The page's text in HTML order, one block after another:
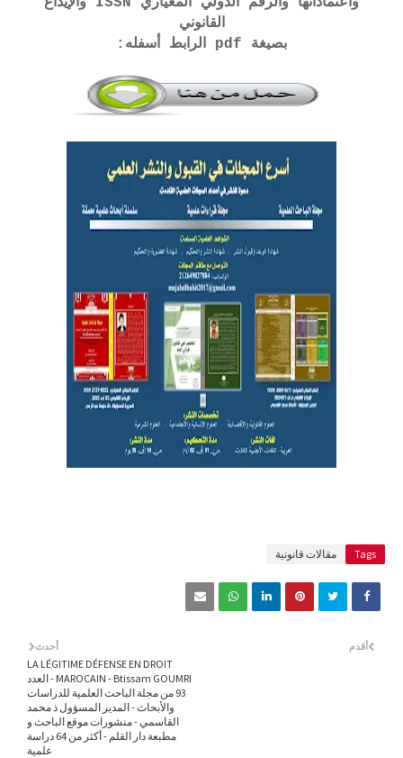
القانوني
بصيغة pdf الرابط أسفله:
Tags مقالات قانونية
أحدث
LA LÉGITIME DÉFENSE EN DROIT
MAROCAIN - Btissam GOUMRI - العدد
93 من مجلة الباحث العلمية للدراسات
والأبحاث - المدير المسؤول ذ محمد
القاسمي - منشورات موقع الباحث و
مطبعة دار القلم - أكثر من 64 دراسة
علمية
أقدم